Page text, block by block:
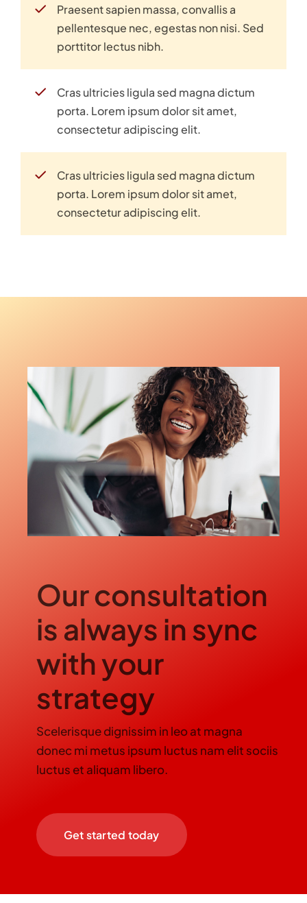
Praesent sapien massa, convallis a
pellentesque nec, egestas non nisi. Sed
porttitor lectus nibh.
Cras ultricies ligula sed magna dictum
porta. Lorem ipsum dolor sit amet,
consectetur adipiscing elit.
Cras ultricies ligula sed magna dictum
porta. Lorem ipsum dolor sit amet,
consectetur adipiscing elit.
Our consultation
is always in sync
with your
strategy
Scelerisque dignissim in leo at magna
donec mi metus ipsum luctus nam elit sociis
luctus et aliquam libero.
Get started today